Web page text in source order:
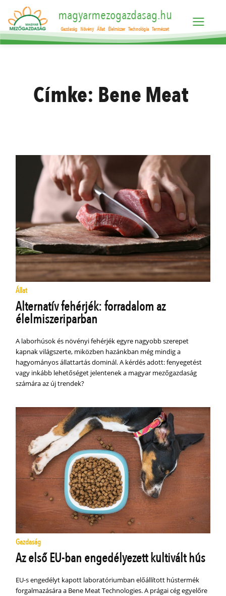
magyarmezogazdasag.hu
Gazdaság Növény Állat Élelmiszer Technológia Természet
Címke: Bene Meat
Állat
Alternatív fehérjék: forradalom az
élelmiszeriparban
A laborhúsok és növényi fehérjék egyre nagyobb szerepet
kapnak világszerte, miközben hazánkban még mindig a
hagyományos állattartás dominál. A kérdés adott: fenyegetést
vagy inkább lehetőséget jelentenek a magyar mezőgazdaság
számára az új trendek?
Gazdaság
Az első EU-ban engedélyezett kultivált hús
EU-s engedélyt kapott laboratóriumban előállított hústermék
forgalmazására a Bene Meat Technologies. A prágai cég egyelőre